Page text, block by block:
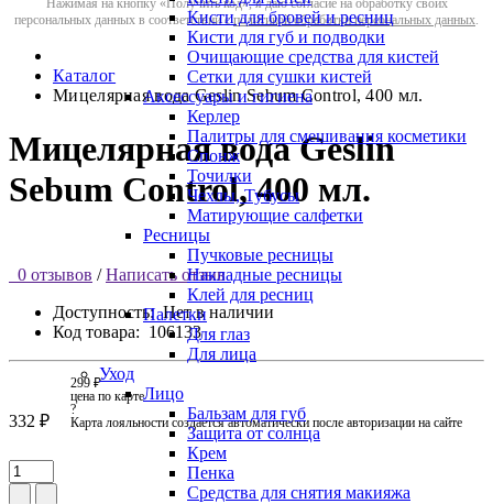
Кисти для бровей и ресниц
Кисти для губ и подводки
Очищающие средства для кистей
Сетки для сушки кистей
Аксессуары и гигиена
Керлер
Палитры для смешивания косметики
Спонж
Точилки
Чехлы, Тубусы
Матирующие салфетки
Ресницы
Пучковые ресницы
Накладные ресницы
Клей для ресниц
Палетки
Для глаз
Для лица
Уход
Лицо
Бальзам для губ
Защита от солнца
Крем
Пенка
Средства для снятия макияжа
Нажимая на кнопку «Получить код», я даю согласие на обработку своих
персональных данных в соответствии сполитикой обработки персональных данных.
Каталог
Мицелярная вода Geslin Sebum Control, 400 мл.
Мицелярная вода Geslin
Sebum Control, 400 мл.
0 отзывов / Написать отзыв
Доступность:Нет в наличии
Код товара: 106133
332 ₽
299 ₽
цена по карте
?
Карта лояльности создается автоматически после авторизации на сайте